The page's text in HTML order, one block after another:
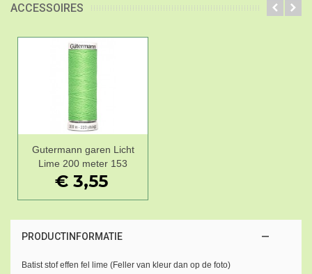
ACCESSOIRES
Gutermann garen Licht
Lime 200 meter 153
€ 3,55
PRODUCTINFORMATIE
Batist stof effen fel lime (Feller van kleur dan op de foto)